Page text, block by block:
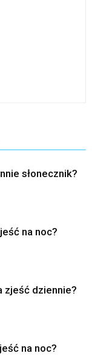
słonecznik?
na noc?
zjeść dziennie?
na noc?